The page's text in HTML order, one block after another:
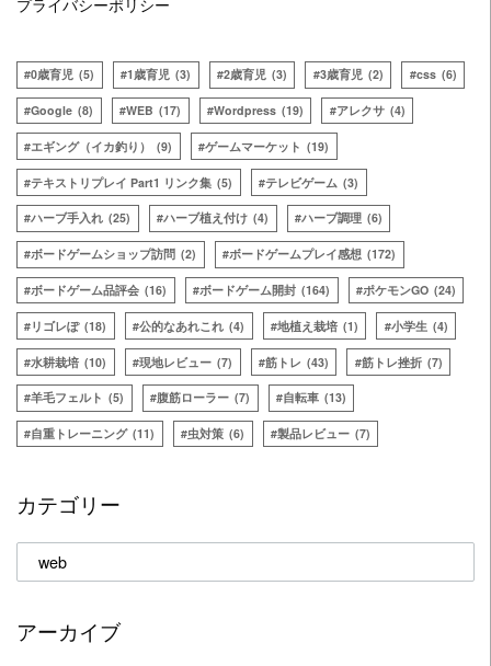
0歳育児 (5) 1歳育児 (3) 2歳育児 (3) 3歳育児 (2) css (6)
Google (8) WEB (17) Wordpress (19) アレクサ (4)
エギング（イカ釣り） (9) ゲームマーケット (19)
テキストリプレイ Part1 リンク集 (5) テレビゲーム (3)
ハーブ手入れ (25) ハーブ植え付け (4) ハーブ調理 (6)
ボードゲームショップ訪問 (2) ボードゲームプレイ感想 (172)
ボードゲーム品評会 (16) ボードゲーム開封 (164) ポケモンGO (24)
リゴレぽ (18) 公的なあれこれ (4) 地植え栽培 (1) 小学生 (4)
水耕栽培 (10) 現地レビュー (7) 筋トレ (43) 筋トレ挫折 (7)
羊毛フェルト (5) 腹筋ローラー (7) 自転車 (13)
自重トレーニング (11) 虫対策 (6) 製品レビュー (7)
カテゴリー
テ
リ
アーカイブ